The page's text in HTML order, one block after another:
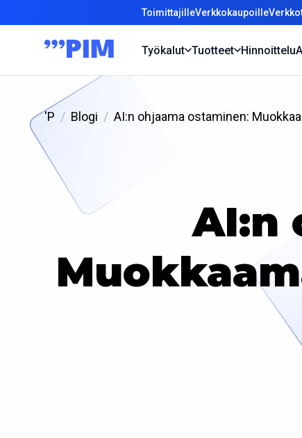
ToimittajilleVerkkokaupoille
Työkalut Tuotteet Hinnoittelu
'P Blogi AI:n ohjaama ostaminen:
AI:n